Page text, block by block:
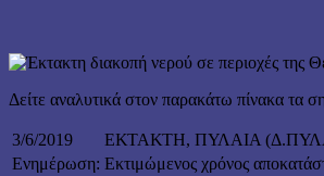
Δείτε αναλυτικά στον παρακάτω πίνακα τα
3/6/2019 ΕΚΤΑΚΤΗ, ΠΥΛΑΙΑ
Ενημέρωση: Εκτιμώμενος χρόνος